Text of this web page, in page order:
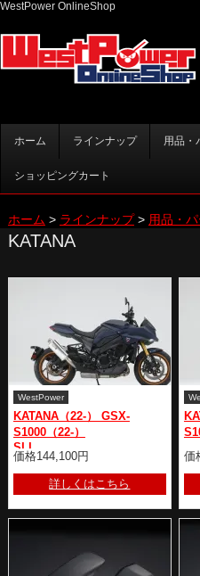
WestPower OnlineShop
メインコンテンツへ移動
サブコンテンツへ移動
ホーム ラインナップ 用品・
ショッピングカート
ホーム > ラインナップ> 用品・
KATANA
WestPower
KATANA（22-） GSX-
S1000（22-）
SLI
価格144,100円
詳しくはこちら
価